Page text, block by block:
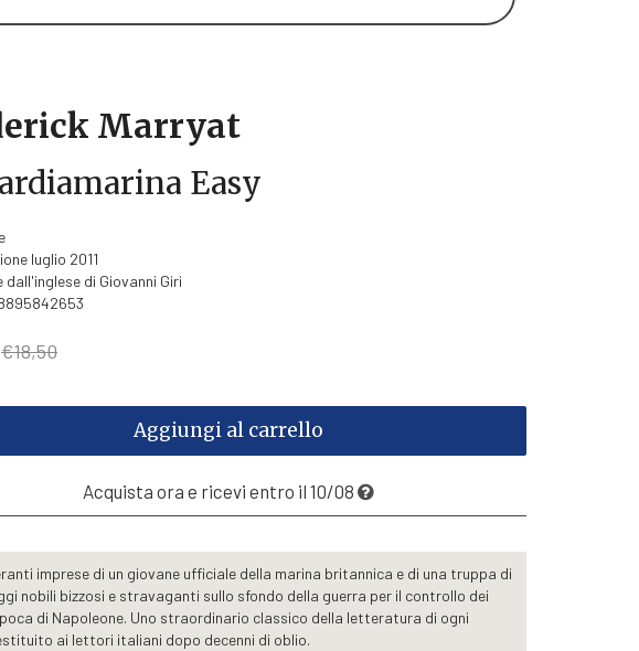
Marryat
Easy
luglio 2011
dall'inglese di Giovanni Giri
€18,50Il
era:
Il
è:
Aggiungi al carrello
Acquista ora e ricevi entro il 10/08
imprese di un giovane ufficiale della marina britannica e di una truppa di
nobili bizzosi e stravaganti sullo sfondo della guerra per il controllo dei
di Napoleone. Uno straordinario classico della letteratura di ogni
ai lettori italiani dopo decenni di oblio.